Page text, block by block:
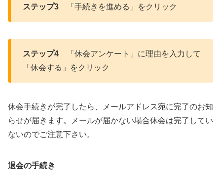
ステップ3 「手続きを進める」をクリック
ステップ4 「休会アンケート」に理由を入力して
「休会する」をクリック
休会手続きが完了したら、メールアドレス宛に完了のお知
らせが届きます。メールが届かない場合休会は完了してい
ないのでご注意下さい。
退会の手続き